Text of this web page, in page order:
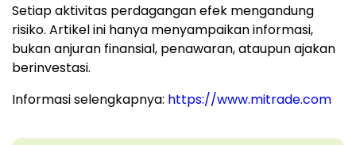
Setiap aktivitas perdagangan efek mengandung
risiko. Artikel ini hanya menyampaikan informasi,
bukan anjuran finansial, penawaran, ataupun ajakan
berinvestasi.
Informasi selengkapnya: https://www.mitrade.com